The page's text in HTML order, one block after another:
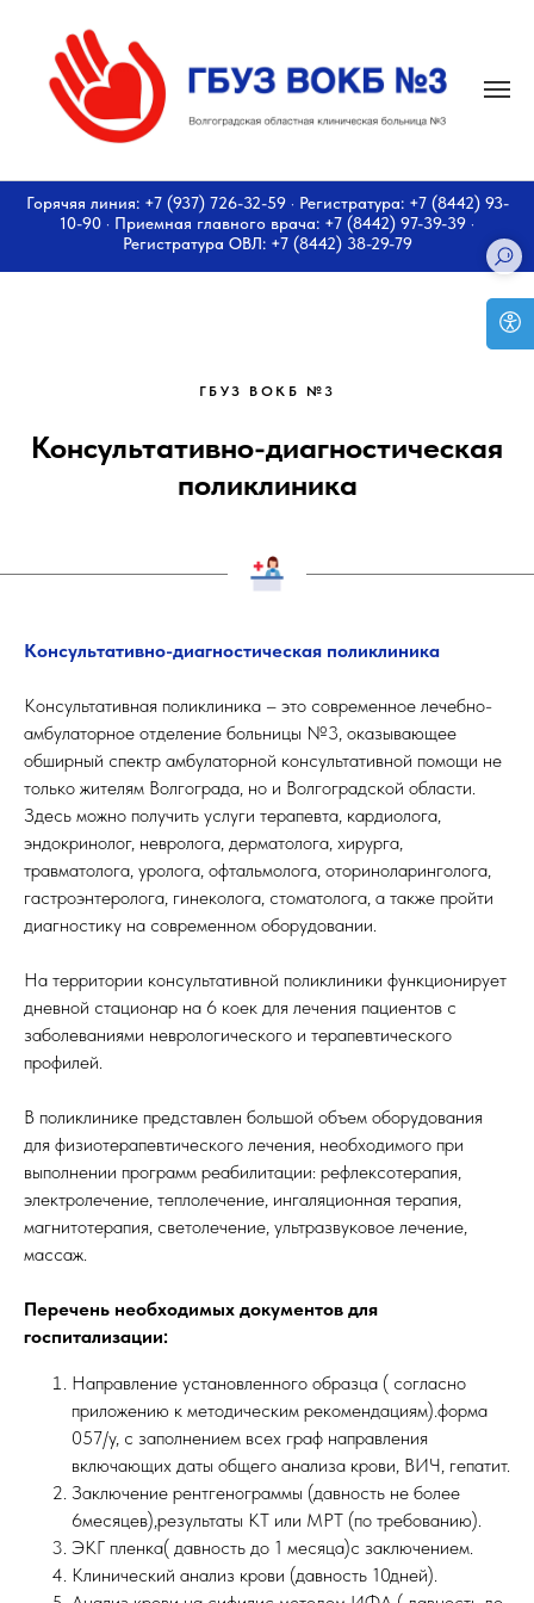
Горячяя линия: +7 (937) 726-32-59 · Регистратура: +7 (8442) 93-
10-90 · Приемная главного врача: +7 (8442) 97-39-39 ·
Регистратура ОВЛ: +7 (8442) 38-29-79
ГБУЗ ВОКБ №3
Консультативно-диагностическая
поликлиника
Консультативно-диагностическая поликлиника
Консультативная поликлиника – это современное лечебно-
амбулаторное отделение больницы №3, оказывающее
обширный спектр амбулаторной консультативной помощи не
только жителям Волгограда, но и Волгоградской области.
Здесь можно получить услуги терапевта, кардиолога,
эндокринолог, невролога, дерматолога, хирурга,
травматолога, уролога, офтальмолога, оториноларинголога,
гастроэнтеролога, гинеколога, стоматолога, а также пройти
диагностику на современном оборудовании.
На территории консультативной поликлиники функционирует
дневной стационар на 6 коек для лечения пациентов с
заболеваниями неврологического и терапевтического
профилей.
В поликлинике представлен большой объем оборудования
для физиотерапевтического лечения, необходимого при
выполнении программ реабилитации: рефлексотерапия,
электролечение, теплолечение, ингаляционная терапия,
магнитотерапия, светолечение, ультразвуковое лечение,
массаж.
Перечень необходимых документов для
госпитализации:
Направление установленного образца ( согласно
приложению к методическим рекомендациям).форма
057/у, с заполнением всех граф направления
включающих даты общего анализа крови, ВИЧ, гепатит.
Заключение рентгенограммы (давность не более
6месяцев),результаты КТ или МРТ (по требованию).
ЭКГ пленка( давность до 1 месяца)с заключением.
Клинический анализ крови (давность 10дней).